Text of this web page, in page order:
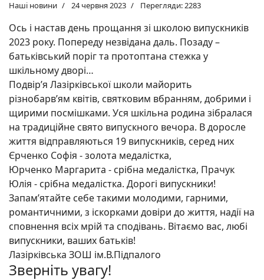
Наші новини 24 червня 2023 Перегляди: 2283
Ось і настав день прощання зі школою випускників
2023 року. Попереду незвідана даль. Позаду –
батьківський поріг та протоптана стежка у
шкільному дворі…
Подвір’я Лазірківської школи майорить
різнобарв’ям квітів, святковим вбранням, добрими і
щирими посмішками. Уся шкільна родина зібралася
на традиційне свято випускного вечора. В доросле
життя відправляються 19 випускників, серед них
Єрченко Софія - золота медалістка,
Юрченко Маргарита - срібна медалістка, Прачук
Юлія - срібна медалістка. Дорогі випускники!
Запам’ятайте себе такими молодими, гарними,
романтичними, з іскорками довіри до життя, надії на
сповнення всіх мрій та сподівань. Вітаємо вас, любі
випускники, ваших батьків!
Лазірківська ЗОШ ім.В.Підпалого
Зверніть увагу!